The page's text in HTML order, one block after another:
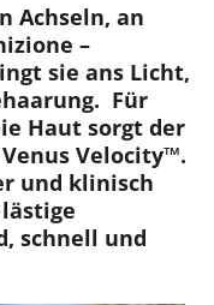
Achseln, an
–
sie ans Licht,
Für
Haut sorgt der
Velocity™.
und klinisch
schnell und